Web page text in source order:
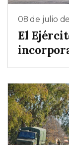
08 de julio
El